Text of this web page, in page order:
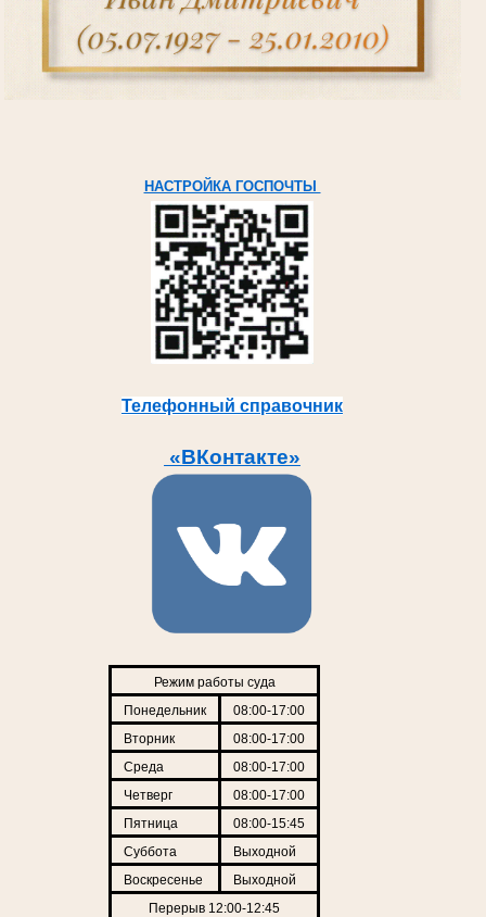
НАСТРОЙКА ГОСПОЧТЫ
Телефонный справочник
«ВКонтакте»
Режим работы суда
Понедельник
08:00-17:00
Вторник
08:00-17:00
Среда
08:00-17:00
Четверг
08:00-17:00
Пятница
08:00-15:45
Суббота
Выходной
Воскресенье
Выходной
Перерыв 12:00-12:45